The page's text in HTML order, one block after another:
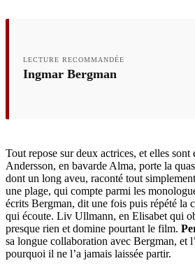
LECTURE RECOMMANDÉE
Ingmar Bergman
Tout repose sur deux actrices, et elles
Andersson, en bavarde Alma, porte la
dont un long aveu, raconté tout
une plage, qui compte parmi les
écrits Bergman, dit une fois puis répété la
qui écoute. Liv Ullmann, en Elisabet qui
presque rien et domine pourtant le film.
sa longue collaboration avec Bergman, et
pourquoi il ne l’a jamais laissée partir.